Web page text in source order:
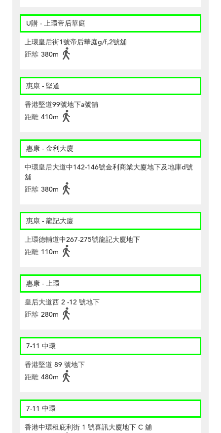
U購 - 上環帝后華庭
上環皇后街1號帝后華庭g/f,2號舖
距離 380m
惠康 - 堅道
香港堅道99號地下a號舖
距離 410m
惠康 - 金利大廈
中環皇后大道中142-146號金利商業大廈地下及地庫d號
舖
距離 380m
惠康 - 龍記大廈
上環德輔道中267-275號龍記大廈地下
距離 110m
惠康 - 上環
皇后大道西 2 -12 號地下
距離 280m
7-11 中環
香港堅道 89 號地下
距離 480m
7-11 中環
香港中環租庇利街 1 號喜訊大廈地下 C 舖